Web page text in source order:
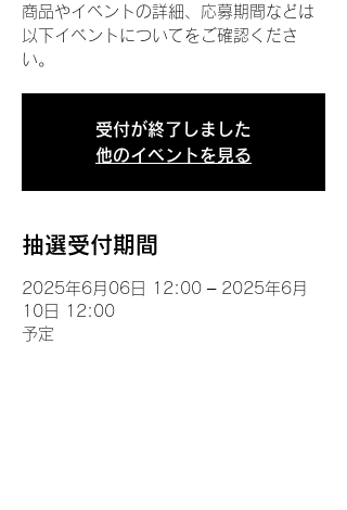
商品やイベントの詳細、応募期間などは
以下イベントについてをご確認くださ
い。
受付が終了しました
他のイベントを見る
抽選受付期間
2025年6月06日 12:00 – 2025年6月
10日 12:00
予定